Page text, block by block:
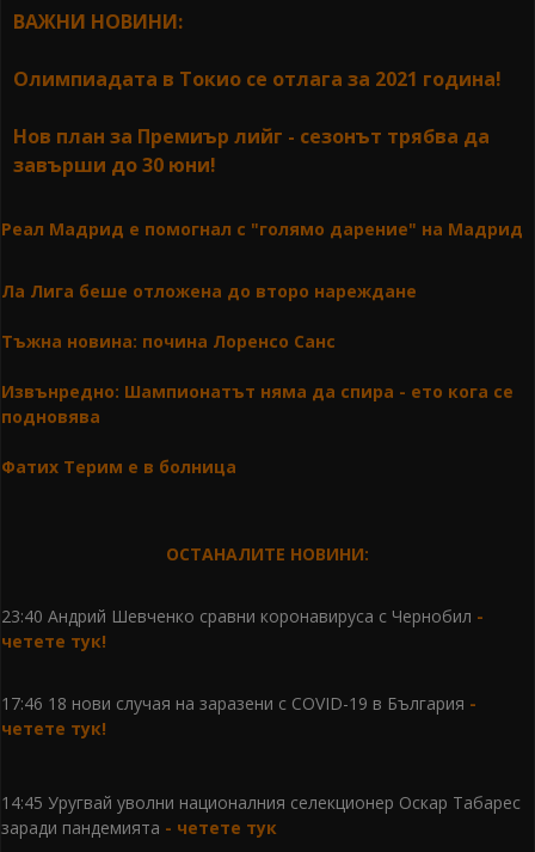
ВАЖНИ НОВИНИ:
Олимпиадата в Токио се отлага за 2021 година!
Нов план за Премиър лийг - сезонът трябва да
завърши до 30 юни!
Реал Мадрид е помогнал с "голямо дарение" на Мадрид
Ла Лига беше отложена до второ нареждане
Тъжна новина: почина Лоренсо Санс
Извънредно: Шампионатът няма да спира - ето кога се
подновява
Фатих Терим е в болница
ОСТАНАЛИТЕ НОВИНИ:
23:40 Андрий Шевченко сравни коронавируса с Чернобил -
четете тук!
17:46 18 нови случая на заразени с COVID-19 в България -
четете тук!
14:45 Уругвай уволни националния селекционер Оскар Табарес
заради пандемията - четете тук